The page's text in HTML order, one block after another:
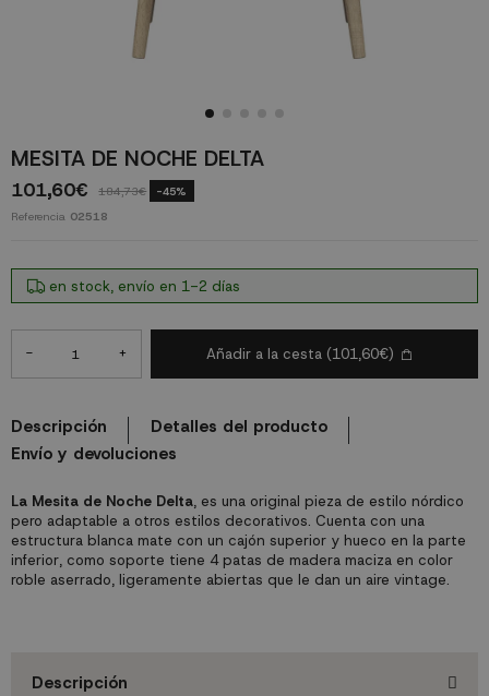
MESITA DE NOCHE DELTA
101,60€ 184,73€ -45%
Referencia 02518
La Mesita de Noche Delta, es una original pieza de estilo nórdico
pero adaptable a otros estilos decorativos. Cuenta con una
estructura blanca mate con un cajón superior y hueco en la parte
inferior, como soporte tiene 4 patas de madera maciza en color
roble aserrado, ligeramente abiertas que le dan un aire vintage.
en stock, envío en 1-2 días
- + Añadir a la cesta (101,60€)
Descripción
Detalles del producto
Envío y devoluciones
Descripción